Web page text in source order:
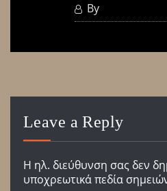
By
Leave a Reply
Η ηλ. διεύθυνση σας δεν
υποχρεωτικά πεδία